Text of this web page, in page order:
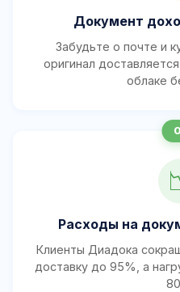
Документ
Забудьте о почте и
оригинал
облаке
Расходы на
Клиенты Диадока
доставку до 95%, а